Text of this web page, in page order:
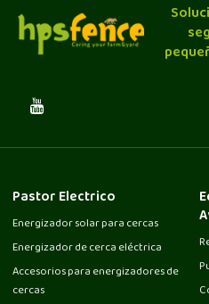
Pastor Electrico
Energizador solar para cercas
Energizador de cerca eléctrica
Accesorios para energizadores de
cercas